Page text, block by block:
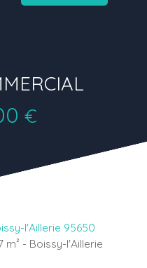
€
l'Aillerie 95650
m² - Boissy-l'Aillerie